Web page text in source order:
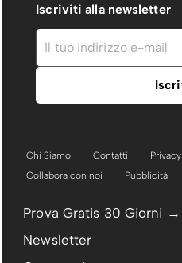
Iscriviti alla newsletter
Chi Siamo Contatti Privacy
Collabora con noi
Pubblicità
Prova Gratis 30 Giorni →
Newsletter